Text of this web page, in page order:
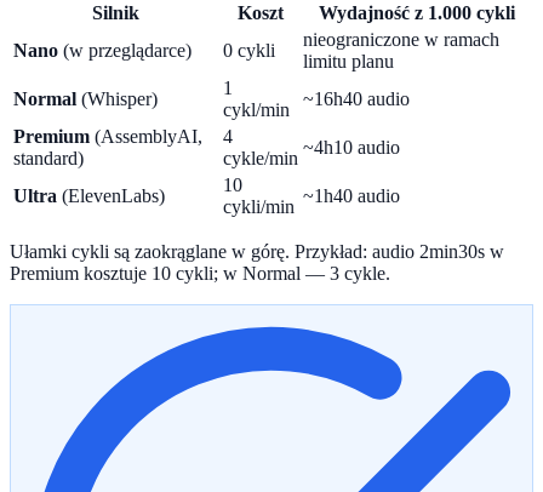
Silnik Koszt
Wydajność z 1.000 cykli
Nano (w przeglądarce) 0 cykli
nieograniczone w ramach
limitu planu
Normal (Whisper)
1
cykl/min
~16h40 audio
Premium (AssemblyAI,
standard)
4
cykle/min
~4h10 audio
Ultra (ElevenLabs)
10
cykli/min
~1h40 audio
Ułamki cykli są zaokrąglane w górę. Przykład: audio 2min30s w
Premium kosztuje 10 cykli; w Normal — 3 cykle.